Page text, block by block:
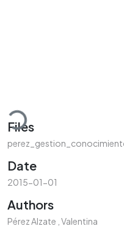
Files
Date
2015-01-01
Authors
Pérez Alzate , Valentina